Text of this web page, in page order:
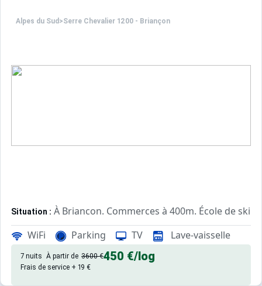
Alpes du Sud >Serre Chevalier 1200 - Briançon
Situation : À Briancon. Commerces à 400m. École de ski
Appartement de particulier :Confortable et tout équipé.
WiFi Parking TV Lave-vaisselle
7 nuits À partir de 3600 €450 €/log
Frais de service + 19 €